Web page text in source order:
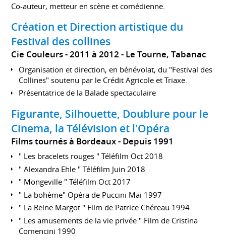
Co-auteur, metteur en scène et comédienne.
Création et Direction artistique du
Festival des collines
Cie Couleurs 2011 à 2012 Le Tourne, Tabanac
Organisation et direction, en bénévolat, du "Festival des
Collines" soutenu par le Crédit Agricole et Triaxe.
Présentatrice de la Balade spectaculaire
Figurante, Silhouette, Doublure pour le
Cinema, la Télévision et l'Opéra
Films tournés à Bordeaux Depuis 1991
" Les bracelets rouges " Téléfilm Oct 2018
" Alexandra Ehle " Téléfilm Juin 2018
" Mongeville " Téléfilm Oct 2017
" La bohème" Opéra de Puccini Mai 1997
" La Reine Margot " Film de Patrice Chéreau 1994
" Les amusements de la vie privée " Film de Cristina
Comencini 1990